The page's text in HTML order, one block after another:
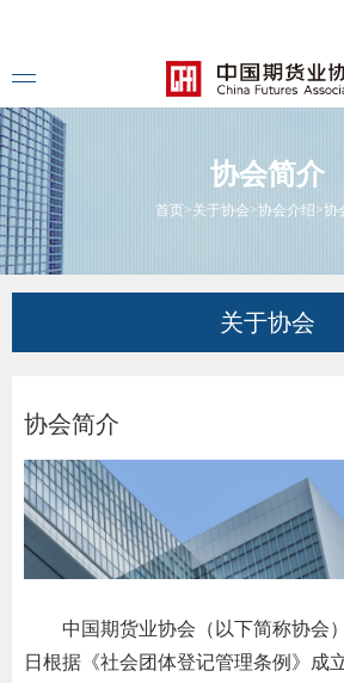
协会简介
首页>关于协会>协会介绍>协
关于协会
协会简介
中国期货业协会（以下简称协会
日根据《社会团体登记管理条例》成
市
期
货
公
司
风
险
管
理
公
司
资
产
管
理
公
司